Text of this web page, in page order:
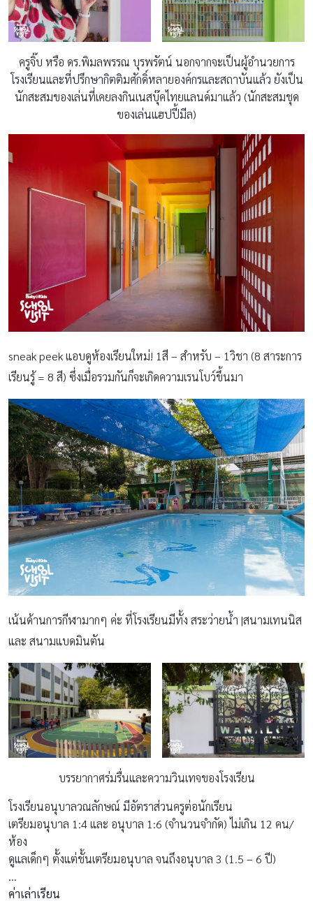
ครูจิ๊บ หรือ ดร.พิมลพรรณ บุรพรัตน์ นอกจากจะเป็นผู้อำนวยการ
โรงเรียนและที่ปรึกษากิตติมศักดิ์หลายองค์กรและสถาบันแล้ว ยังเป็น
นักสะสมของเล่นที่เคยลงกินเนสบุ๊คไทยแลนด์มาแล้ว (นักสะสมชุด
ของเล่นแฮปปี้มีล)
sneak peek แอบดูห้องเรียนใหม่! 1สี – สำหรับ – 1วิชา (8 สาระการ
เรียนรู้ = 8 สี) ซึ่งเมื่อรวมกันก็จะเกิดความเรนโบว์ขึ้นมา
เน้นด้านการกีฬามากๆ ค่ะ ที่โรงเรียนมีทั้ง สระว่ายน้ำ |สนามเทนนิส
และ สนามแบดมินตัน
บรรยากาศร่มรื่นและความวินเทจของโรงเรียน
โรงเรียนอนุบาลวณลักษณ์ มีอัตราส่วนครูต่อนักเรียน
เตรียมอนุบาล 1:4 และ อนุบาล 1:6 (จำนวนจำกัด) ไม่เกิน 12 คน/
ห้อง
ดูแลเด็กๆ ตั้งแต่ชั้นเตรียมอนุบาล จนถึงอนุบาล 3 (1.5 – 6 ปี)
…
ค่าเล่าเรียน